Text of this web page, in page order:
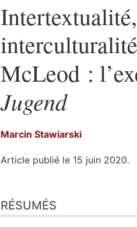
McLeod :
Jugend
Marcin Stawiarski
Article publié le 15 juin 2020.
Index
Plan
RÉSUMÉS